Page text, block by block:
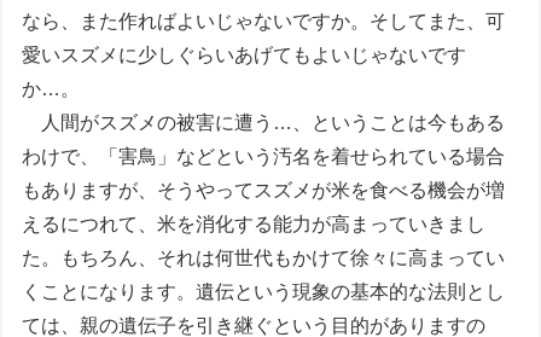
なら、また作ればよいじゃないですか。そしてまた、可
愛いスズメに少しぐらいあげてもよいじゃないです
か…。
人間がスズメの被害に遭う…、ということは今もある
わけで、「害鳥」などという汚名を着せられている場合
もありますが、そうやってスズメが米を食べる機会が増
えるにつれて、米を消化する能力が高まっていきまし
た。もちろん、それは何世代もかけて徐々に高まってい
くことになります。遺伝という現象の基本的な法則とし
ては、親の遺伝子を引き継ぐという目的がありますの